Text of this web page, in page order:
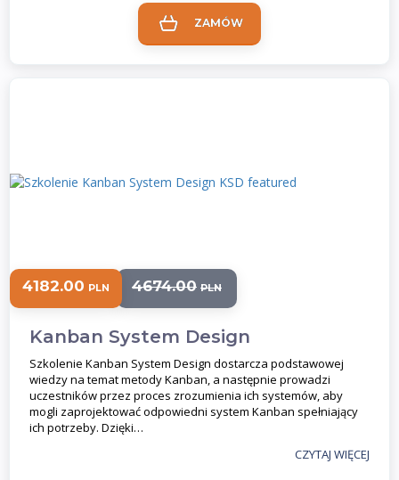
ZAMÓW
Kanban System Design
Szkolenie Kanban System Design dostarcza podstawowej
wiedzy na temat metody Kanban, a następnie prowadzi
uczestników przez proces zrozumienia ich systemów, aby
mogli zaprojektować odpowiedni system Kanban spełniający
ich potrzeby. Dzięki…
CZYTAJ WIĘCEJ
4182.00 PLN 4674.00 PLN